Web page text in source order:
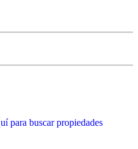
para buscar propiedades